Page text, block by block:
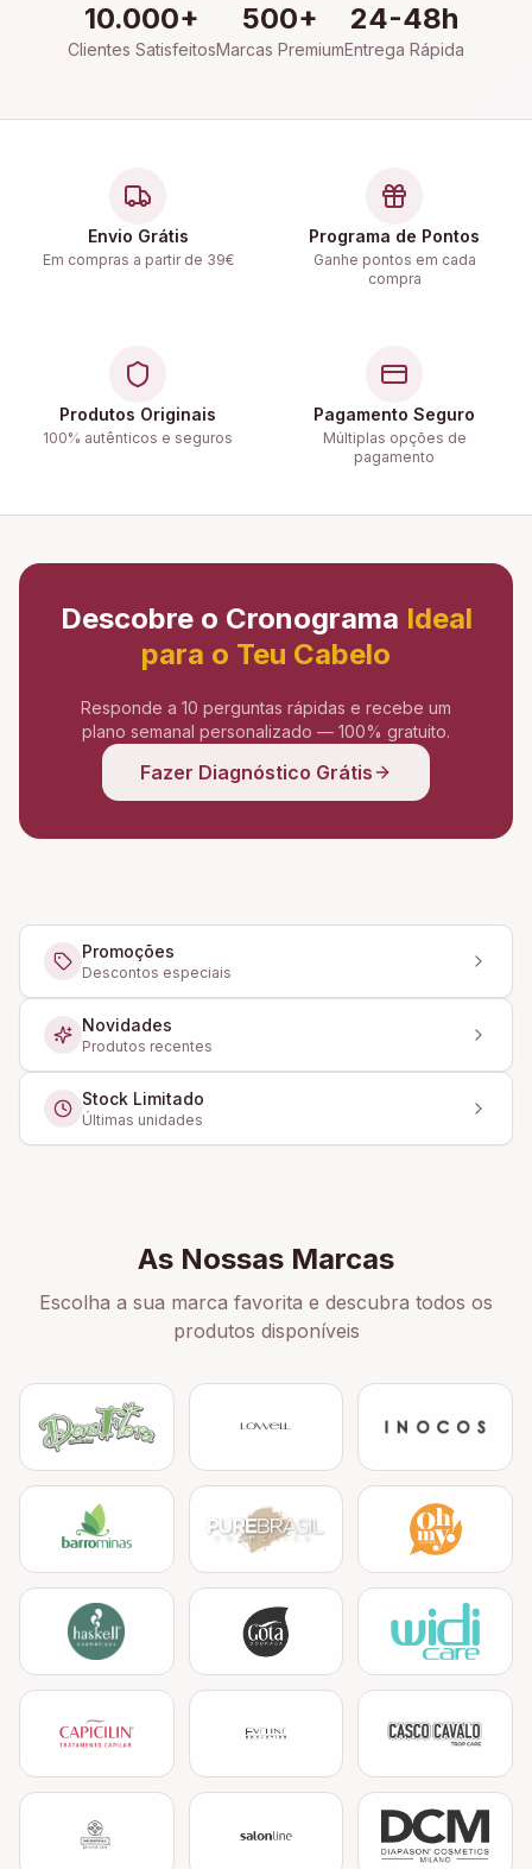
10.000+
Clientes Satisfeitos
500+
Marcas Premium
24-48h
Entrega Rápida
Envio Grátis
Em compras a partir de 39€
Programa de Pontos
Ganhe pontos em cada
compra
Produtos Originais
100% autênticos e seguros
Pagamento Seguro
Múltiplas opções de
pagamento
Descobre o Cronograma Ideal
para o Teu Cabelo
Responde a 10 perguntas rápidas e recebe um
plano semanal personalizado — 100% gratuito.
Fazer Diagnóstico Grátis
Promoções
Descontos especiais
Novidades
Produtos recentes
Stock Limitado
Últimas unidades
As Nossas Marcas
Escolha a sua marca favorita e descubra todos os
produtos disponíveis